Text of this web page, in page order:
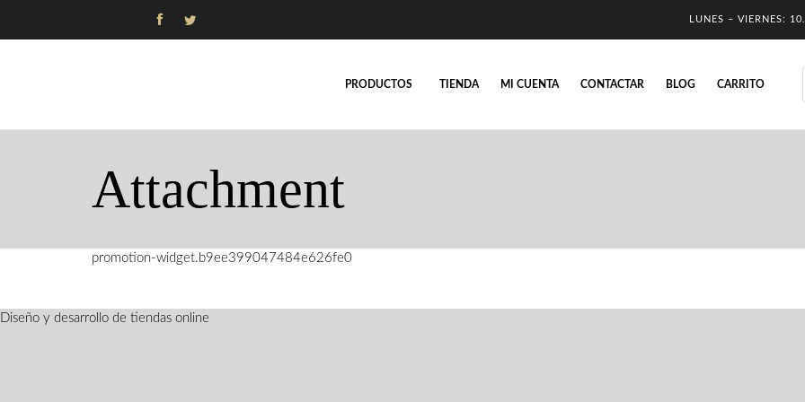
  LUNES – VIERNES:
PRODUCTOS TIENDA MI CUENTA CONTACTAR BLOG CARRITO
Attachment
promotion-widget.b9ee399047484e626fe0
Diseño y desarrollo de tiendas online